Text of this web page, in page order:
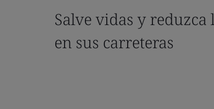
Salve vidas y reduzca
en sus carreteras